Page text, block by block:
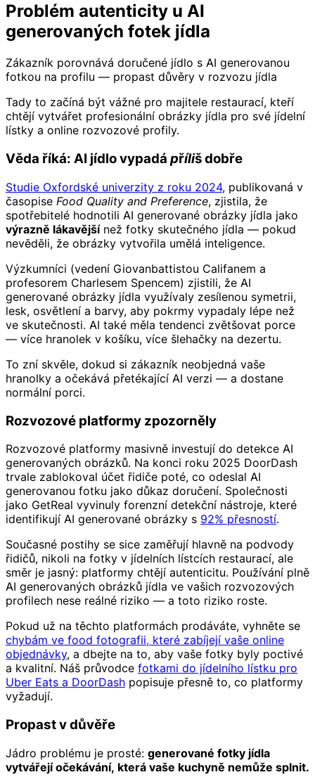
Problém autenticity u AI
generovaných fotek jídla
Zákazník porovnává doručené jídlo s AI generovanou
fotkou na profilu — propast důvěry v rozvozu jídla
Tady to začíná být vážné pro majitele restaurací, kteří
chtějí vytvářet profesionální obrázky jídla pro své jídelní
lístky a online rozvozové profily.
Věda říká: AI jídlo vypadá přílišdobře
Studie Oxfordské univerzity z roku 2024, publikovaná v
časopise Food Quality and Preference, zjistila, že
spotřebitelé hodnotili AI generované obrázky jídla jako
výrazně lákavějšínež fotky skutečného jídla — pokud
nevěděli, že obrázky vytvořila umělá inteligence.
Výzkumníci (vedení Giovanbattistou Califanem a
profesorem Charlesem Spencem) zjistili, že AI
generované obrázky jídla využívaly zesílenou symetrii,
lesk, osvětlení a barvy, aby pokrmy vypadaly lépe než
ve skutečnosti. AI také měla tendenci zvětšovat porce
— více hranolek v košíku, více šlehačky na dezertu.
To zní skvěle, dokud si zákazník neobjedná vaše
hranolky a očekává přetékající AI verzi — a dostane
normální porci.
Rozvozové platformy zpozorněly
Rozvozové platformy masivně investují do detekce AI
generovaných obrázků. Na konci roku 2025 DoorDash
trvale zablokoval účet řidiče poté, co odeslal AI
generovanou fotku jako důkaz doručení. Společnosti
jako GetReal vyvinuly forenzní detekční nástroje, které
identifikují AI generované obrázky s 92% přesností.
Současné postihy se sice zaměřují hlavně na podvody
řidičů, nikoli na fotky v jídelních lístcích restaurací, ale
směr je jasný: platformy chtějí autenticitu. Používání plně
AI generovaných obrázků jídla ve vašich rozvozových
profilech nese reálné riziko — a toto riziko roste.
Pokud už na těchto platformách prodáváte, vyhněte se
chybám ve food fotografii, které zabíjejí vaše online
objednávky, a dbejte na to, aby vaše fotky byly poctivé
a kvalitní. Náš průvodce fotkami do jídelního lístku pro
Uber Eats a DoorDash popisuje přesně to, co platformy
vyžadují.
Propast v důvěře
Jádro problému je prosté: generované fotky jídla
vytvářejí očekávání, která vaše kuchyně nemůže splnit.